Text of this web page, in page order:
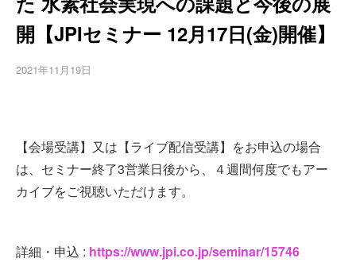
開【JPIセミナー 12月17日(金)開催】
2021年11月19日
【会場受講】又は【ライブ配信受講】をお申込の場合
は、セミナー終了3営業日後から、４週間何度でもアー
カイブをご視聴いただけます。
詳細・申込 : https://www.jpi.co.jp/seminar/15746